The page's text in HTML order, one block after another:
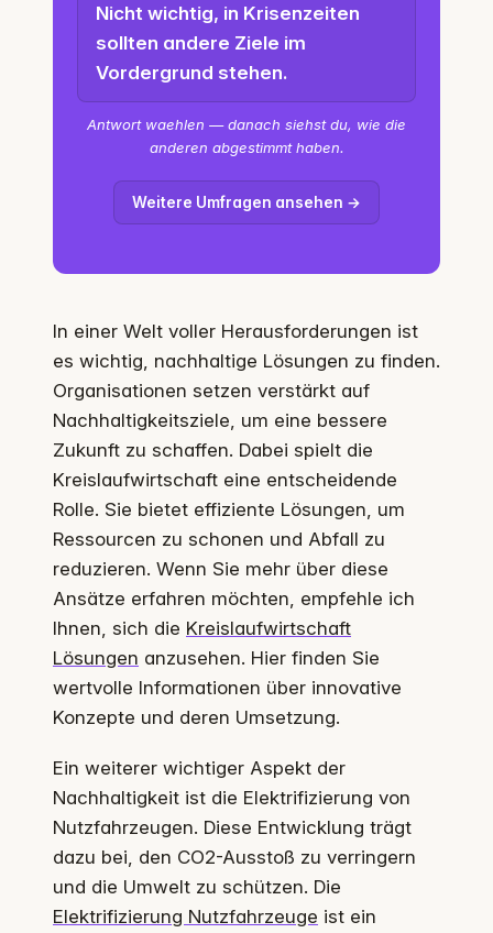
Nicht wichtig, in Krisenzeiten
sollten andere Ziele im
Vordergrund stehen.
Antwort waehlen — danach siehst du, wie die
anderen abgestimmt haben.
Weitere Umfragen ansehen →
In einer Welt voller Herausforderungen ist
es wichtig, nachhaltige Lösungen zu finden.
Organisationen setzen verstärkt auf
Nachhaltigkeitsziele, um eine bessere
Zukunft zu schaffen. Dabei spielt die
Kreislaufwirtschaft eine entscheidende
Rolle. Sie bietet effiziente Lösungen, um
Ressourcen zu schonen und Abfall zu
reduzieren. Wenn Sie mehr über diese
Ansätze erfahren möchten, empfehle ich
Ihnen, sich die Kreislaufwirtschaft
Lösungen anzusehen. Hier finden Sie
wertvolle Informationen über innovative
Konzepte und deren Umsetzung.
Ein weiterer wichtiger Aspekt der
Nachhaltigkeit ist die Elektrifizierung von
Nutzfahrzeugen. Diese Entwicklung trägt
dazu bei, den CO2-Ausstoß zu verringern
und die Umwelt zu schützen. Die
Elektrifizierung Nutzfahrzeuge ist ein